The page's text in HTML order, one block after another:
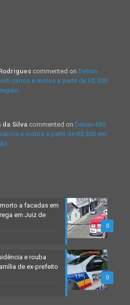
commented on Detran-
carros e motos a partir de R$ 300
da Silva commented on Detran-MG
e motos a partir de R$ 300 em
0
a facadas em
em Juiz de
0
e rouba
de ex-prefeito